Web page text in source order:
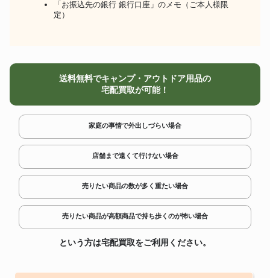
「お振込先の銀行 銀行口座」のメモ（ご本人様限
定）
送料無料でキャンプ・アウトドア用品の
宅配買取が可能！
家庭の事情で外出しづらい場合
店舗まで遠くて行けない場合
売りたい商品の数が多く重たい場合
売りたい商品が高額商品で持ち歩くのが怖い場合
という方は宅配買取をご利用ください。